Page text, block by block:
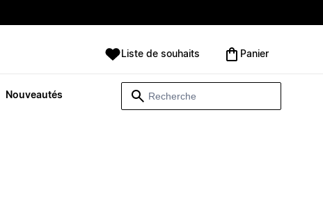
Nouveautés
Liste de souhaits Panier